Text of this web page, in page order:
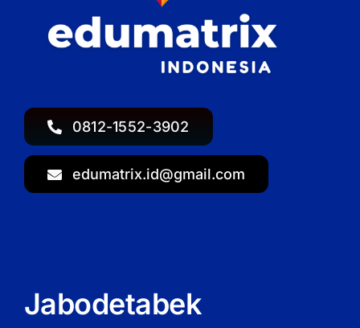
0812-1552-3902
edumatrix.id@gmail.com
Jabodetabek